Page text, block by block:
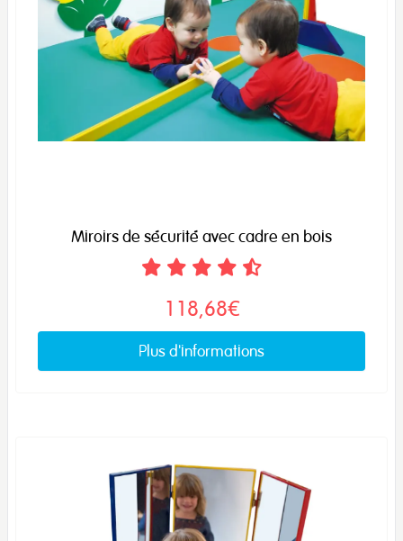
Miroirs de sécurité avec cadre en bois
118,68€
Plus d'informations